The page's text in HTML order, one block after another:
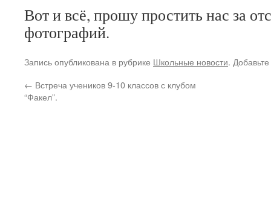
Вот и всё, прошу простить нас за
фотографий.
Запись опубликована в рубрике Школьные новости.
← Встреча учеников 9-10 классов с клубом
“Факел”.